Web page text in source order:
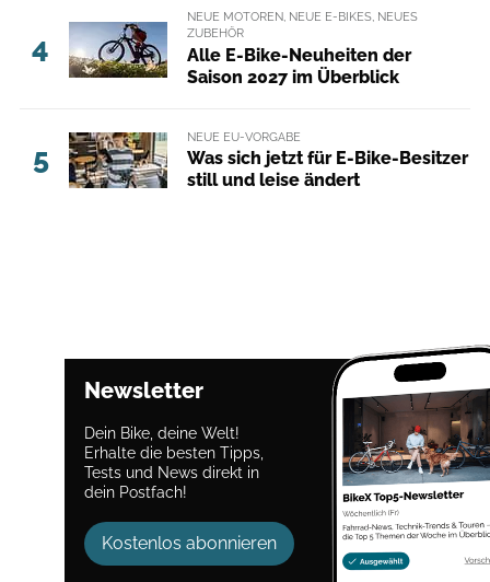
4
NEUE MOTOREN, NEUE E-BIKES, NEUES
ZUBEHÖR
Alle E-Bike-Neuheiten der
Saison 2027 im Überblick
5
NEUE EU-VORGABE
Was sich jetzt für E-Bike-Besitzer
still und leise ändert
Newsletter
Dein Bike, deine Welt!
Erhalte die besten Tipps,
Tests und News direkt in
dein Postfach!
Kostenlos abonnieren